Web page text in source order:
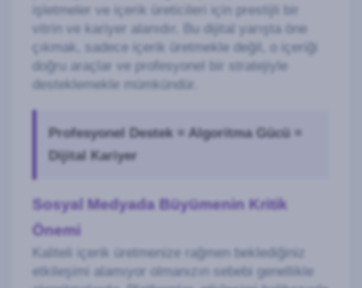
işletmeler ve içerik üreticileri için prestijli bir
vitrin ve kariyer alanıdır. Bu dijital yarışta öne
çıkmak, sadece içerik üretmekle değil, o içeriği
doğru araçlar ve profesyonel bir stratejiyle
desteklemekle mümkündür.
Profesyonel Destek = Algoritma Gücü =
Dijital Kariyer
Sosyal Medyada Büyümenin Kritik
Önemi
Kaliteli içerik üretmenize rağmen beklediğiniz
etkileşimi alamıyor olmanızın sebebi genellikle